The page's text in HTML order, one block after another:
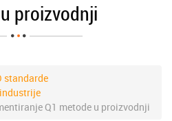
proizvodnji
standarde
Q1 metode u proizvodnji